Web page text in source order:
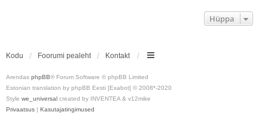
Hüppa
Kodu Foorumi pealeht Kontakt
Arendas phpBB® Forum Software © phpBB Limited
Estonian translation by phpBB Eesti [Exabot] © 2008*-2020
Style we_universal created by INVENTEA & v12mike
Privaatsus | Kasutajatingimused